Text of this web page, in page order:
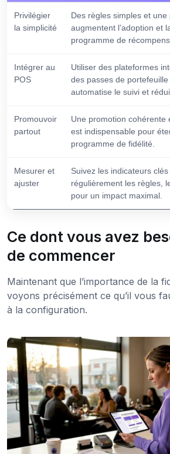
Privilégier
la simplicité
Des règles simples et une
augmentent l’adoption et
programme de
Intégrer au
POS
Utiliser des plateformes
des passes de
automatise le suivi et
Promouvoir
partout
Une promotion cohérente
est indispensable pour
programme de fidélité.
Mesurer et
ajuster
Suivez les indicateurs
régulièrement les règles,
pour un impact maximal.
Ce dont vous avez
de commencer
Maintenant que l’importance de la
voyons précisément ce qu’il vous
à la configuration.